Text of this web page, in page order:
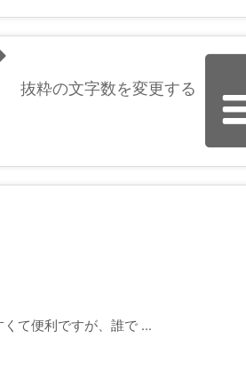
抜粋の文字数を変更する
て便利ですが、誰で ...